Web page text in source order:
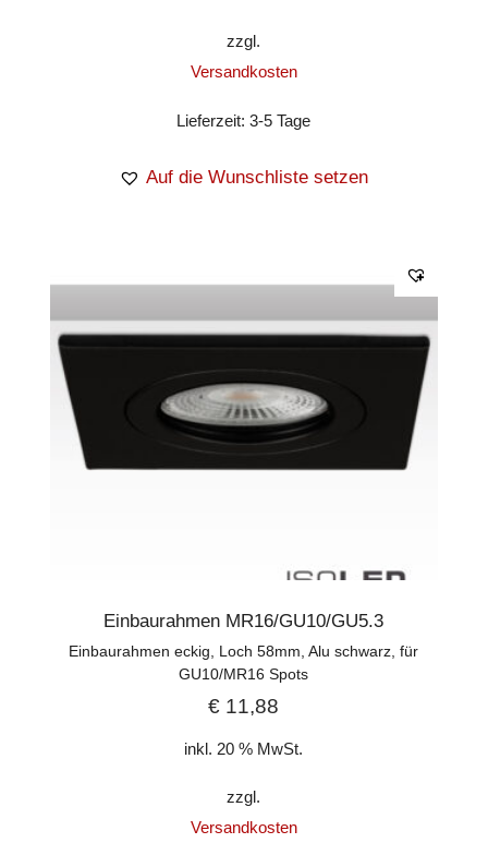
zzgl.
Versandkosten
Lieferzeit:3-5 Tage
Auf die Wunschliste setzen
Einbaurahmen MR16/GU10/GU5.3
Einbaurahmen eckig, Loch 58mm, Alu schwarz, für
GU10/MR16 Spots
€ 11,88
inkl. 20 % MwSt.
zzgl.
Versandkosten